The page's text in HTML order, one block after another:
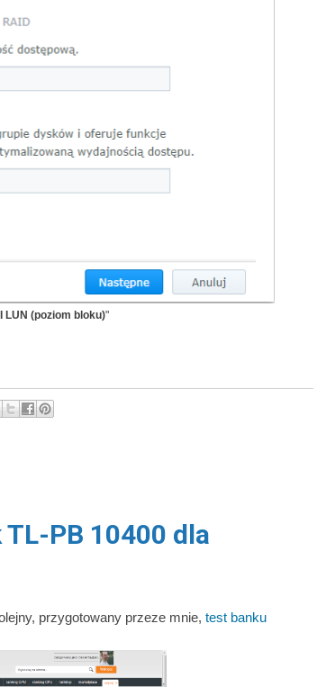
LUN (poziom bloku)"
PB 10400 dla
przygotowany przeze mnie, test banku